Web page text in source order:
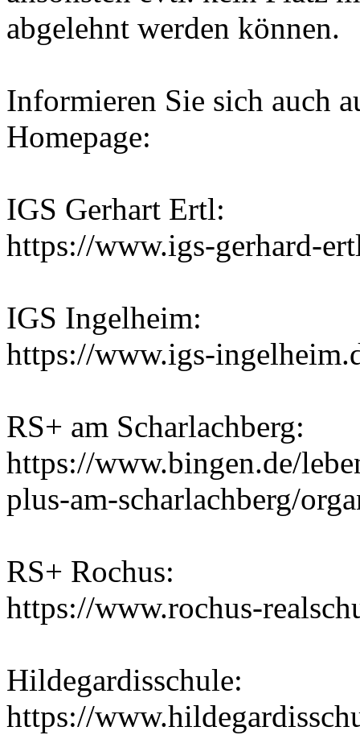
abgelehnt werden können.
Informieren Sie sich auch
Homepage:
IGS Gerhart Ertl:
https://www.igs-gerhard-
IGS Ingelheim:
https://www.igs-
RS+ am Scharlachberg:
https://www.bingen.de/
plus-am-scharlachberg/
RS+ Rochus:
https://www.rochus-
Hildegardisschule:
https://